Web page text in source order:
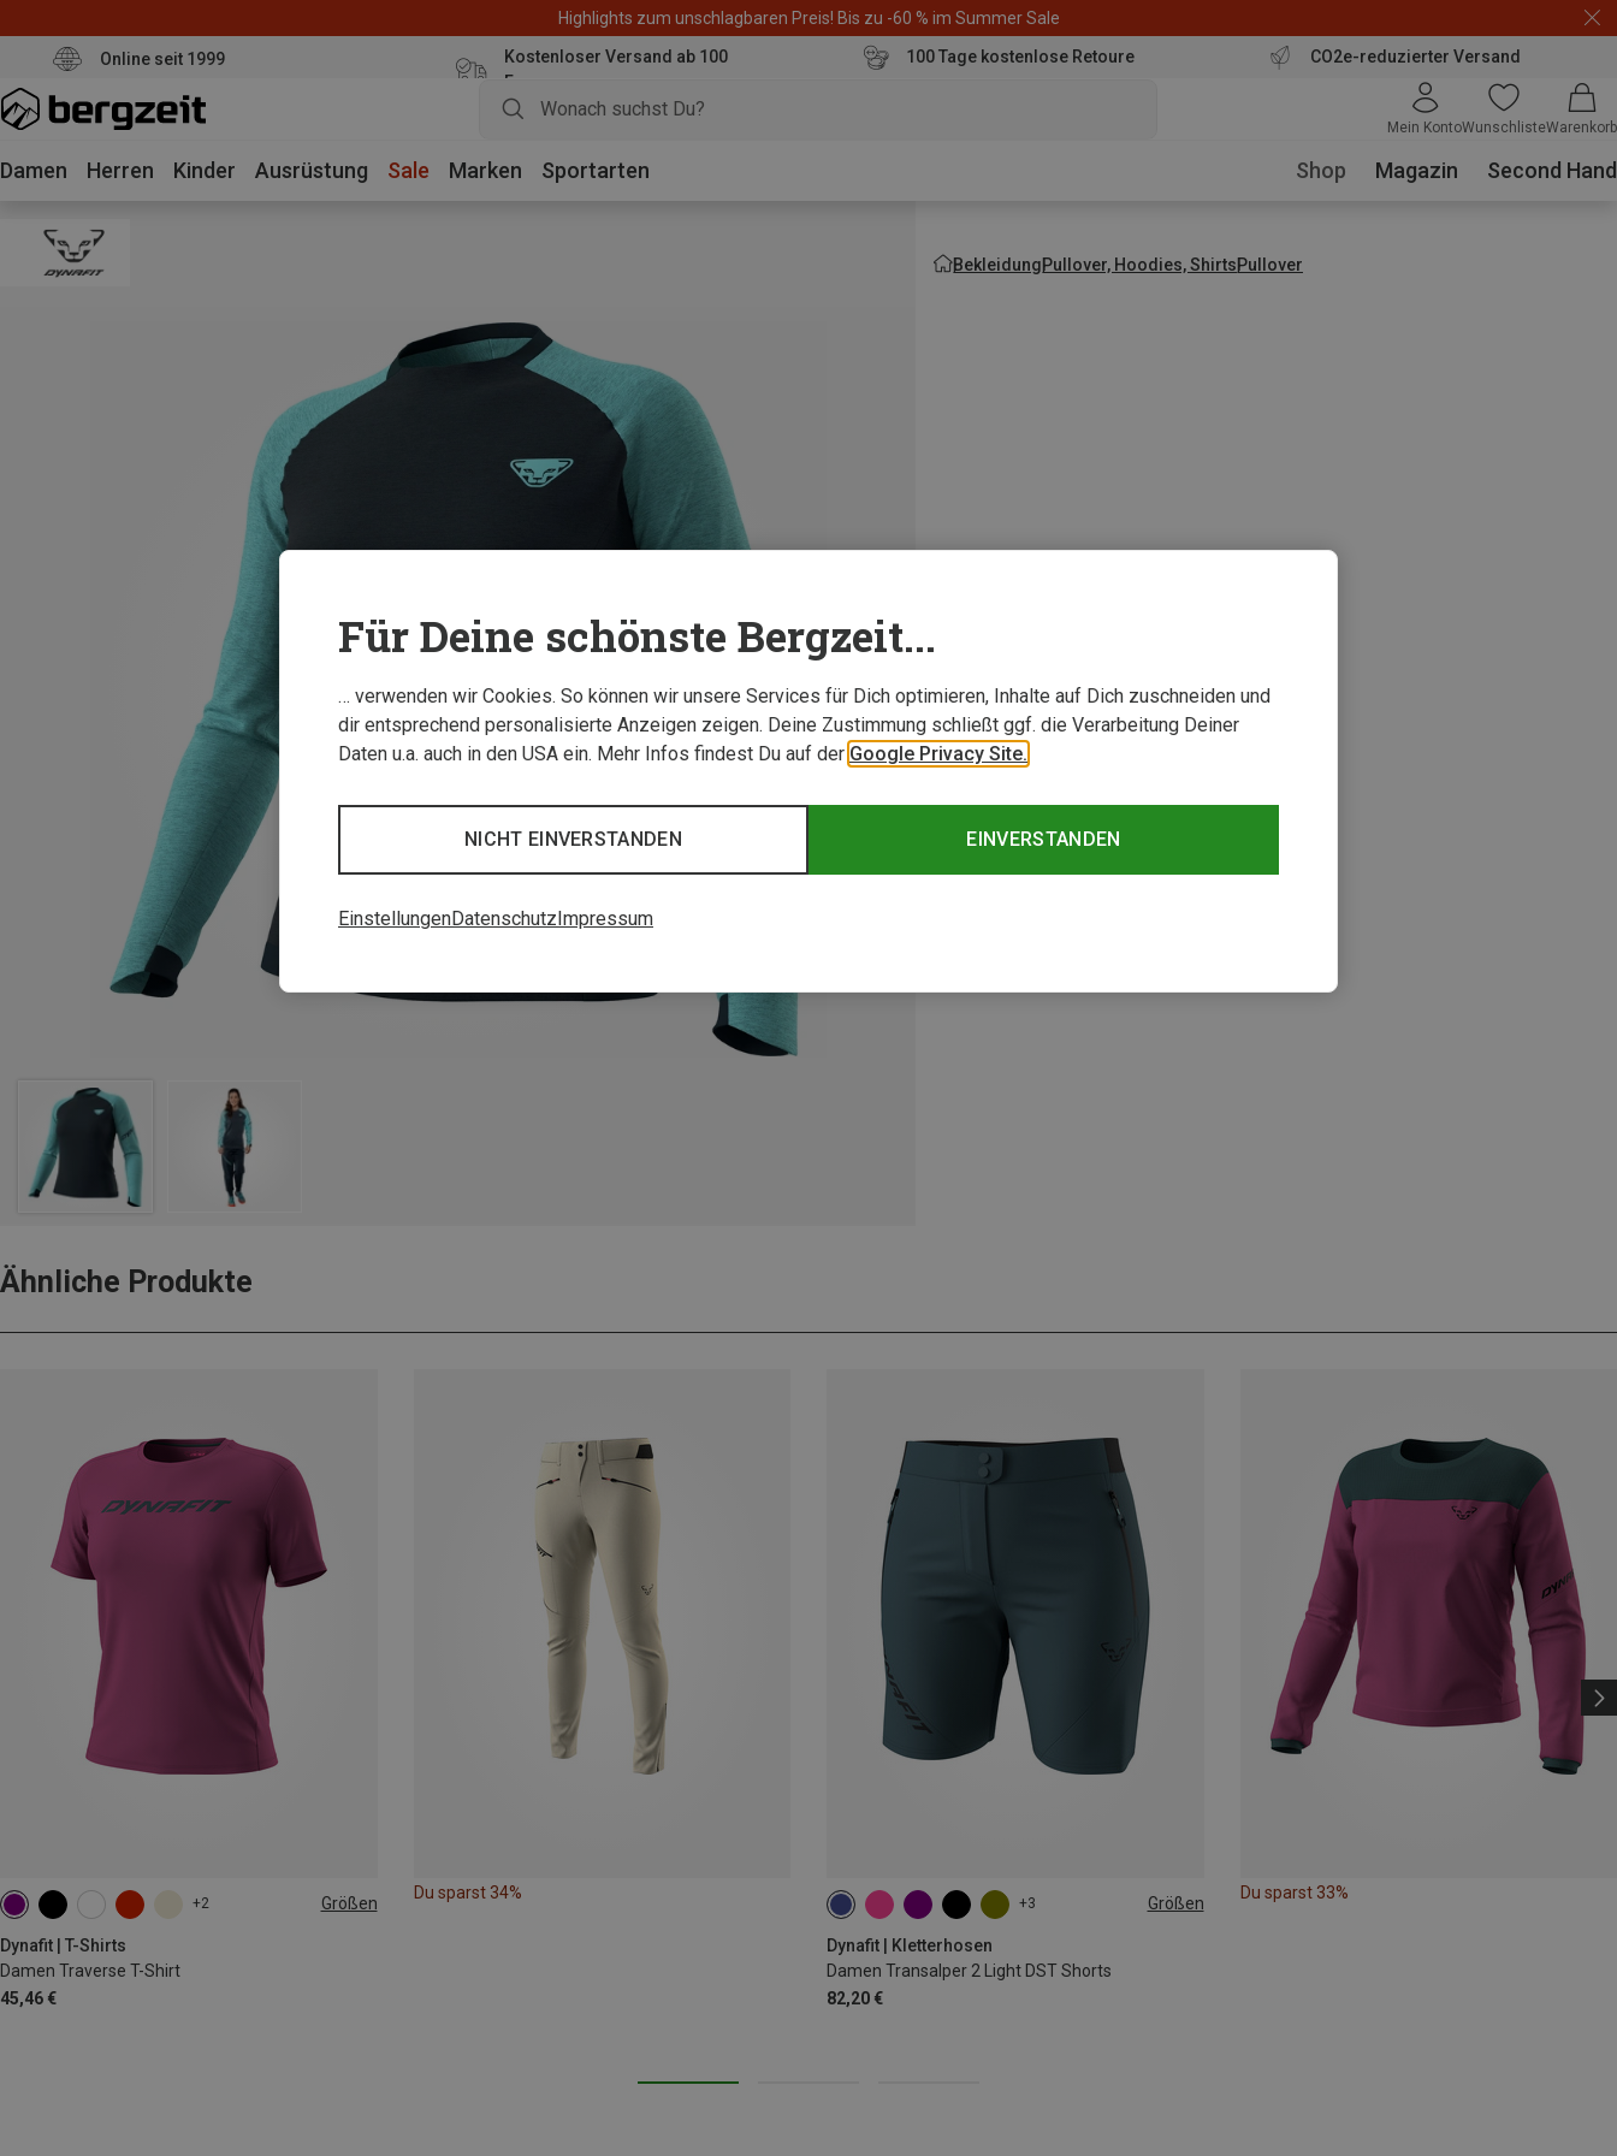
Highlights zum unschlagbaren Preis! Bis zu -60 % im Summer Sale
Online seit 1999
Kostenloser Versand ab 100
Euro
100 Tage kostenlose Retoure CO2e-reduzierter Versand
Mein KontoWunschlisteWarenkorb
Damen Herren Kinder Ausrüstung Sale Marken Sportarten Shop Magazin Second Hand
BekleidungPullover, Hoodies, ShirtsPullover
Ähnliche Produkte
+2 Größen
Dynafit | T-Shirts
Damen Traverse T-Shirt
45,46 €
XS S M XL
Du sparst 34%
+3 Größen
Dynafit | Kletterhosen
Damen Transalper 2 Light DST Shorts
82,20 €
XS S M XL
Du sparst 33%
Für Deine schönste Bergzeit...
… verwenden wir Cookies. So können wir unsere Services für Dich optimieren, Inhalte auf Dich zuschneiden und
dir entsprechend personalisierte Anzeigen zeigen. Deine Zustimmung schließt ggf. die Verarbeitung Deiner
Daten u.a. auch in den USA ein. Mehr Infos findest Du auf der Google Privacy Site.
EINVERSTANDEN
NICHT EINVERSTANDEN
EinstellungenDatenschutz Impressum